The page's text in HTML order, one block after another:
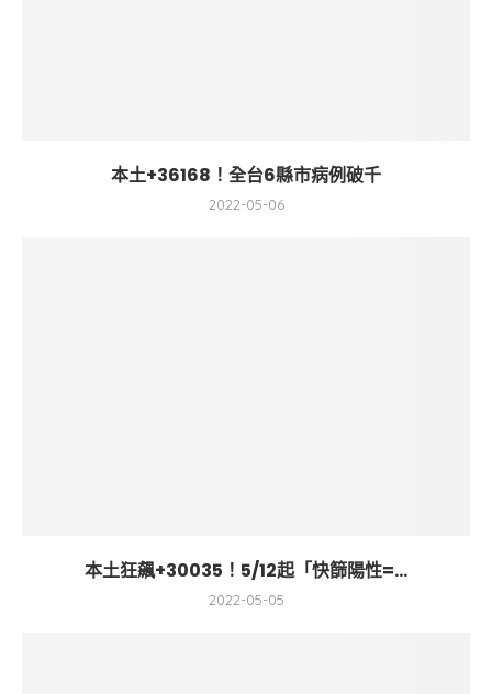
本土+36168！全台6縣市病例破千
2022-05-06
本土狂飆+30035！5/12起「快篩陽性=...
2022-05-05